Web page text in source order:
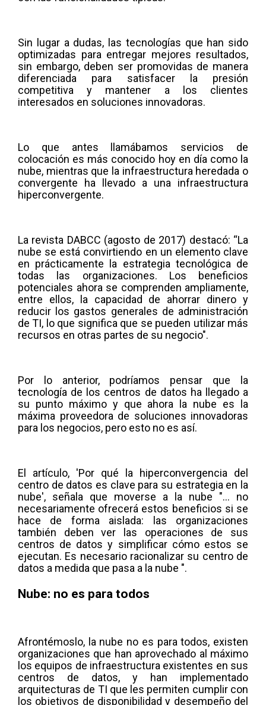
Sin lugar a dudas, las tecnologías que han sido
optimizadas para entregar mejores resultados,
sin embargo, deben ser promovidas de manera
diferenciada para satisfacer la presión
competitiva y mantener a los clientes
interesados en soluciones innovadoras.
Lo que antes llamábamos servicios de
colocación es más conocido hoy en día como la
nube, mientras que la infraestructura heredada o
convergente ha llevado a una infraestructura
hiperconvergente.
La revista DABCC (agosto de 2017) destacó: “La
nube se está convirtiendo en un elemento clave
en prácticamente la estrategia tecnológica de
todas las organizaciones. Los beneficios
potenciales ahora se comprenden ampliamente,
entre ellos, la capacidad de ahorrar dinero y
reducir los gastos generales de administración
de TI, lo que significa que se pueden utilizar más
recursos en otras partes de su negocio".
Por lo anterior, podríamos pensar que la
tecnología de los centros de datos ha llegado a
su punto máximo y que ahora la nube es la
máxima proveedora de soluciones innovadoras
para los negocios, pero esto no es así.
El artículo, 'Por qué la hiperconvergencia del
centro de datos es clave para su estrategia en la
nube', señala que moverse a la nube "... no
necesariamente ofrecerá estos beneficios si se
hace de forma aislada: las organizaciones
también deben ver las operaciones de sus
centros de datos y simplificar cómo estos se
ejecutan. Es necesario racionalizar su centro de
datos a medida que pasa a la nube ".
Nube: no es para todos
Afrontémoslo, la nube no es para todos, existen
organizaciones que han aprovechado al máximo
los equipos de infraestructura existentes en sus
centros de datos, y han implementado
arquitecturas de TI que les permiten cumplir con
los objetivos de disponibilidad y desempeño del